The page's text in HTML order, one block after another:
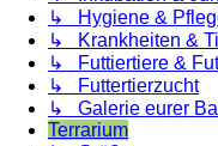
↳ Hygiene &
↳ Krankheiten &
↳ Futtiertiere &
↳ Futtertierzucht
↳ Galerie eurer
Terrarium